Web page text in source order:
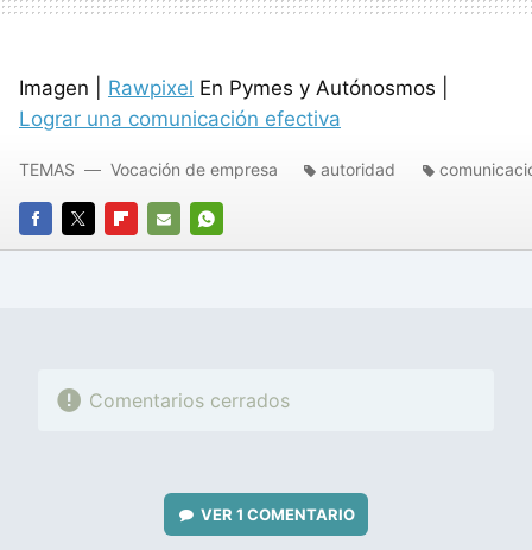
Imagen | Rawpixel En Pymes y Autónosmos |
Lograr una comunicación efectiva
FACEBOOK
TWITTERFLIPBOARD
E-
WHATSAPP
TEMAS Vocación de empresa autoridad
Comentarios cerrados
VER 1 COMENTARIO